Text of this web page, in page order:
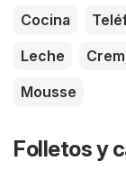
Cocina
Leche
Mousse
Folletos y